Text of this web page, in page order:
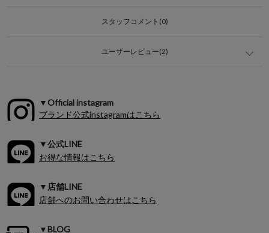
スタッフコメント(0)
ユーザーレビュー(2)
▼Official instagram
ブランド公式instagramはこちら
▼公式LINE
お得な情報はこちら
▼店舗LINE
店舗へのお問い合わせはこちら
▼BLOG